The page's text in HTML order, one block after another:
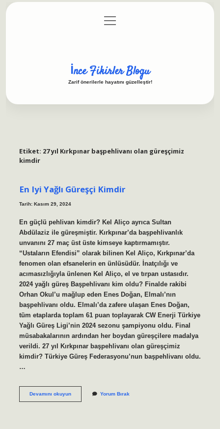
Gizlilik Politikası
menüyü
aç
İnce Fikirler Blogu
Zarif önerilerle hayatını güzelleştir!
Etiket: 27 yıl Kırkpınar başpehlivanı olan güreşçimiz
kimdir
En Iyi Yağlı Güreşçi Kimdir
Tarih: Kasım 29, 2024
En güçlü pehlivan kimdir? Kel Aliço ayrıca Sultan
Abdülaziz ile güreşmiştir. Kırkpınar’da başpehlivanlık
unvanını 27 maç üst üste kimseye kaptırmamıştır.
“Ustaların Efendisi” olarak bilinen Kel Aliço, Kırkpınar’da
fenomen olan efsanelerin en ünlüsüdür. İnatçılığı ve
acımasızlığıyla ünlenen Kel Aliço, el ve tırpan ustasıdır.
2024 yağlı güreş Başpehlivanı kim oldu? Finalde rakibi
Orhan Okul’u mağlup eden Enes Doğan, Elmalı’nın
başpehlivanı oldu. Elmalı’da zafere ulaşan Enes Doğan,
tüm etaplarda toplam 61 puan toplayarak CW Enerji Türkiye
Yağlı Güreş Ligi’nin 2024 sezonu şampiyonu oldu. Final
müsabakalarının ardından her boydan güreşçilere madalya
verildi. 27 yıl Kırkpınar başpehlivanı olan güreşçimiz
kimdir? Türkiye Güreş Federasyonu’nun başpehlivanı oldu.
…
Devamını okuyunEn
Yorum Bırak